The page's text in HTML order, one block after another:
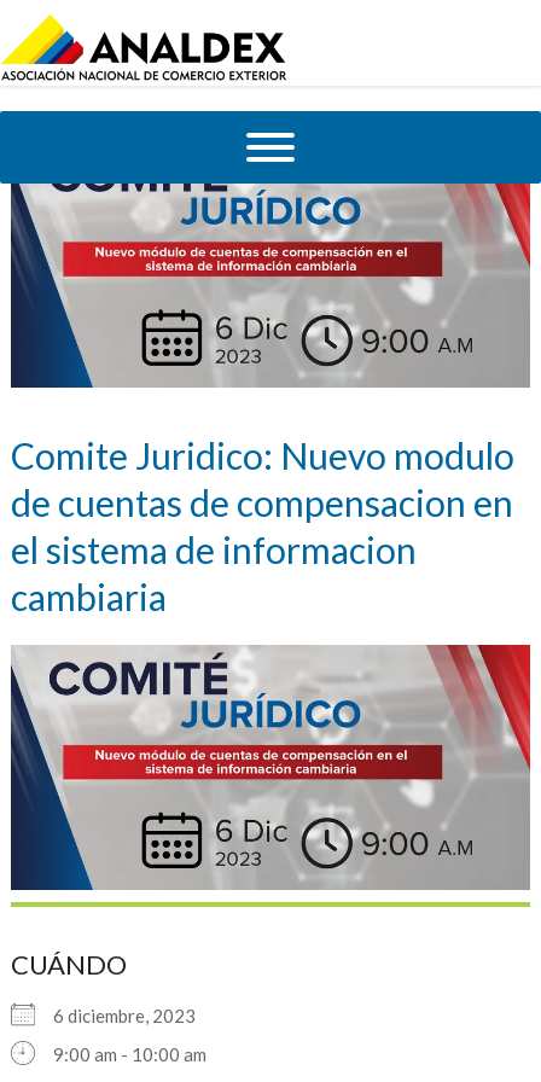
Comite Juridico: Nuevo modulo
de cuentas de compensacion en
el sistema de informacion
cambiaria
CUÁNDO
6 diciembre, 2023
9:00 am - 10:00 am